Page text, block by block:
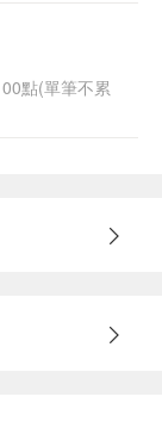
點(單筆不累